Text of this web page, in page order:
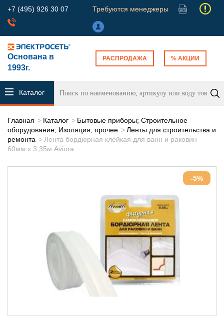
+7 (495) 926 30 07 Требуются менеджеры
Основана в
1993г.
РАСПРОДАЖА % АКЦИИ
Каталог
Главная Каталог
Бытовые приборы; Строительное
оборудование; Изоляция; прочее
Ленты для строительства и
ремонта
Лента бордюрная клейкая для ванн и раковин
60мм х 3,35м Aviora
-5%